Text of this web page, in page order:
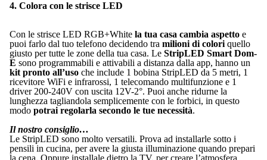
4. Colora con le strisce LED
Con le strisce LED RGB+White la tua casa cambia aspetto e
puoi farlo dal tuo telefono decidendo tra milioni di colori quello
giusto per tutte le zone della tua casa. Le StripLED Smart Dom-
E sono programmabili e attivabili a distanza dalla app, hanno un
kit pronto all’uso che include 1 bobina StripLED da 5 metri, 1
ricevitore WiFi e infrarossi, 1 telecomando multifunzione e 1
driver 200-240V con uscita 12V-2°. Puoi anche ridurne la
lunghezza tagliandola semplicemente con le forbici, in questo
modo potrai regolarla secondo le tue necessità.
Il nostro consiglio…
Le StripLED sono molto versatili. Prova ad installarle sotto i
pensili in cucina, per avere la giusta illuminazione quando prepari
la cena. Oppure installale dietro la TV, per creare l’atmosfera